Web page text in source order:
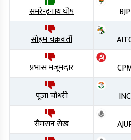
समरेन्द्रनाथ घोष
BJP
सोहम चक्रवर्ती
प्रभास मजूमदार
पूजा चौधरी INC
सैमसन सेख